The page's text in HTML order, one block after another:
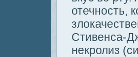
отечность,
Стивенса-
некролиз